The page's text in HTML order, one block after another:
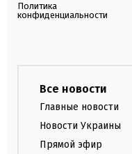
Политика
конфиденциальности
Все новости
Главные новости
Новости Украины
Прямой эфир